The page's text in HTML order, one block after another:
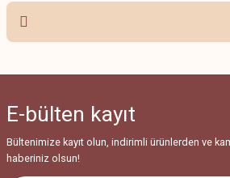
Ürün fiyatı diğer sitelerden daha pahalı.
Bu ürüne benzer farklı alternatifler olmalı.
E-bülten kayıt
Bültenimize kayıt olun, indirimli ürünlerden ve
haberiniz olsun!